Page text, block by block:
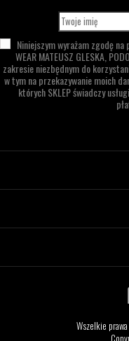
Niniejszym wyrażam zgodę
WEAR MATEUSZ GLESKA,
zakresie niezbędnym do
w tym na przekazywanie moich
których SKLEP świadczy
Wszelkie